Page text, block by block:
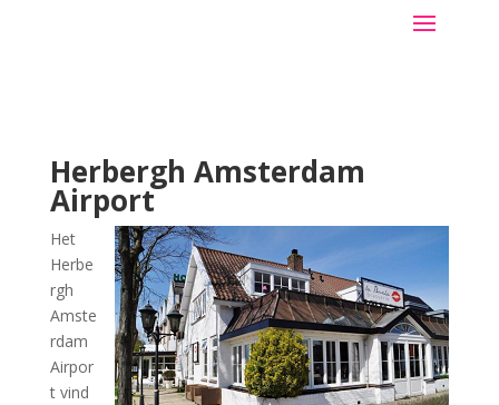
Herbergh Amsterdam
Airport
Het
Herbe
rgh
Amste
rdam
Airpor
t vind